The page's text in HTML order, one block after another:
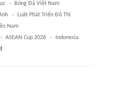
Bóng Đá Việt Nam
Luật Phát Triển Đô Thị
Nam
ASEAN Cup 2026
Indonesia